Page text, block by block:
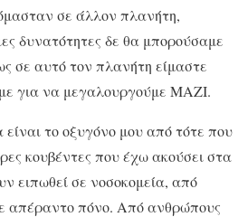
σε άλλον πλανήτη,
δυνατότητες δε θα μπορούσαμε
σε αυτό τον πλανήτη είμαστε
για να μεγαλουργούμε ΜΑΖΙ.
το οξυγόνο μου από τότε που
κουβέντες που έχω ακούσει στα
ειπωθεί σε νοσοκομεία, από
απέραντο πόνο. Από ανθρώπους